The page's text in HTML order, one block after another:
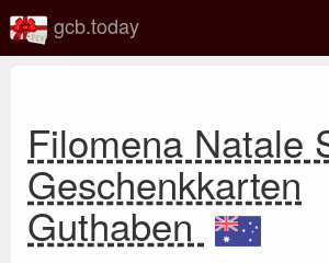
gcb.today
Filomena Natale
Geschenkkarten
Guthaben